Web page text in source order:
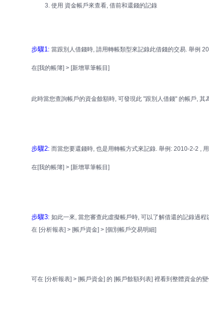
使用 資金帳戶來查看, 借前和還錢的記錄
步驟1: 當跟別人借錢時, 請用轉帳類型來記錄此借錢的交易. 舉例
在[我的帳簿] > [新增單筆帳目]
此時當您查詢帳戶的資金餘額時, 可發現此 "跟別人借錢" 的帳戶, 其
步驟2: 而當您要還錢時, 也是用轉帳方式來記錄. 舉例: 2010-2-2 ,
在[我的帳簿] > [新增單筆帳目]
步驟3: 如此一來, 當您審查此虛擬帳戶時, 可以了解借還的記錄過程
在 [分析報表] > [帳戶資金] > [個別帳戶交易明細]
可在 [分析報表] > [帳戶資金] 的 [帳戶餘額列表] 裡看到整體資金的變